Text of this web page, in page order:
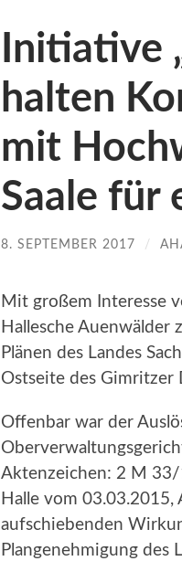
Initiative
halten
mit
Saale für
8. SEPTEMBER 2017 /
Mit großem Interesse
Hallesche Auenwälder
Plänen des Landes
Ostseite des Gimritzer
Offenbar war der
Aktenzeichen: 2 M 33/
Halle vom
aufschiebenden
Plangenehmigung des